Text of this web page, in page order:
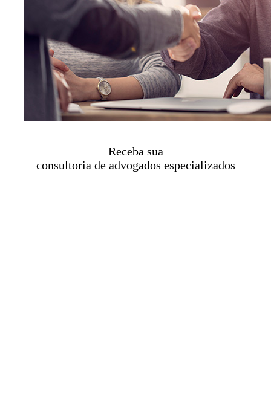
Receba sua
consultoria de advogados especializados